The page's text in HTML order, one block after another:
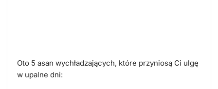
Oto 5 asan wychładzających, które przyniosą Ci ulgę
w upalne dni: